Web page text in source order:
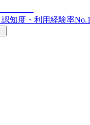
認知度・利用経験率No.1